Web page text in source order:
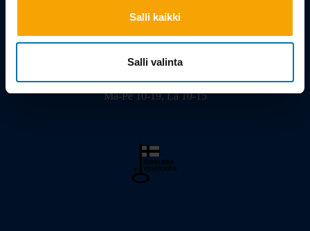
Salli kaikki
Salli valinta
Viilarinkatu 3, 20320 Turku
02 - 2322675
Myymälä avoinna:
Ma-Pe 10-19, La 10-15